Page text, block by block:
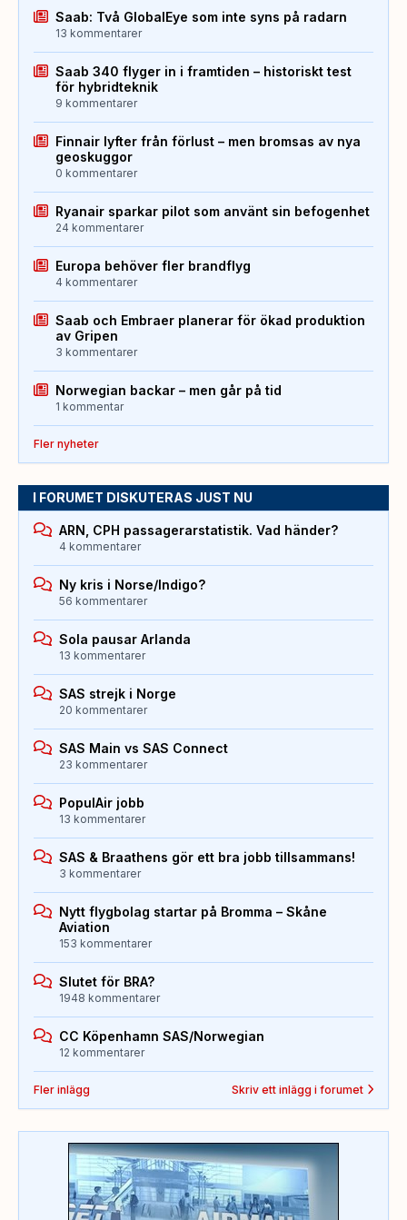
Saab: Två GlobalEye som inte syns på radarn
13 kommentarer
Saab 340 flyger in i framtiden – historiskt test
för hybridteknik
9 kommentarer
Finnair lyfter från förlust – men bromsas av nya
geoskuggor
0 kommentarer
Ryanair sparkar pilot som använt sin befogenhet
24 kommentarer
Europa behöver fler brandflyg
4 kommentarer
Saab och Embraer planerar för ökad produktion
av Gripen
3 kommentarer
Norwegian backar – men går på tid
1 kommentar
Fler nyheter
I FORUMET DISKUTERAS JUST NU
ARN, CPH passagerarstatistik. Vad händer?
4 kommentarer
Ny kris i Norse/Indigo?
56 kommentarer
Sola pausar Arlanda
13 kommentarer
SAS strejk i Norge
20 kommentarer
SAS Main vs SAS Connect
23 kommentarer
PopulAir jobb
13 kommentarer
SAS & Braathens gör ett bra jobb tillsammans!
3 kommentarer
Nytt flygbolag startar på Bromma – Skåne
Aviation
153 kommentarer
Slutet för BRA?
1948 kommentarer
CC Köpenhamn SAS/Norwegian
12 kommentarer
Fler inlägg Skriv ett inlägg i forumet